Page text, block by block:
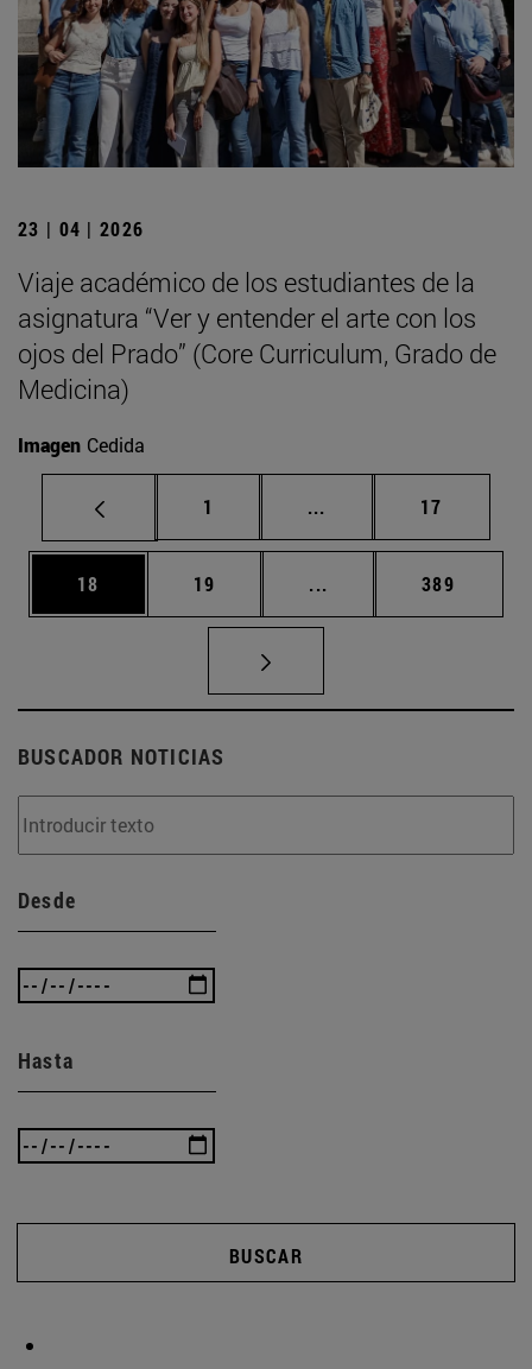
23 | 04 | 2026
Viaje académico de los estudiantes de la
asignatura “Ver y entender el arte con los
ojos del Prado” (Core Curriculum, Grado de
Medicina)
Imagen Cedida
Página
1 ... Páginas intermedias
Página
17
Página
18 Página
19 ... Páginas intermedias
Página
389
BUSCADOR NOTICIAS
Desde
Hasta
BUSCAR